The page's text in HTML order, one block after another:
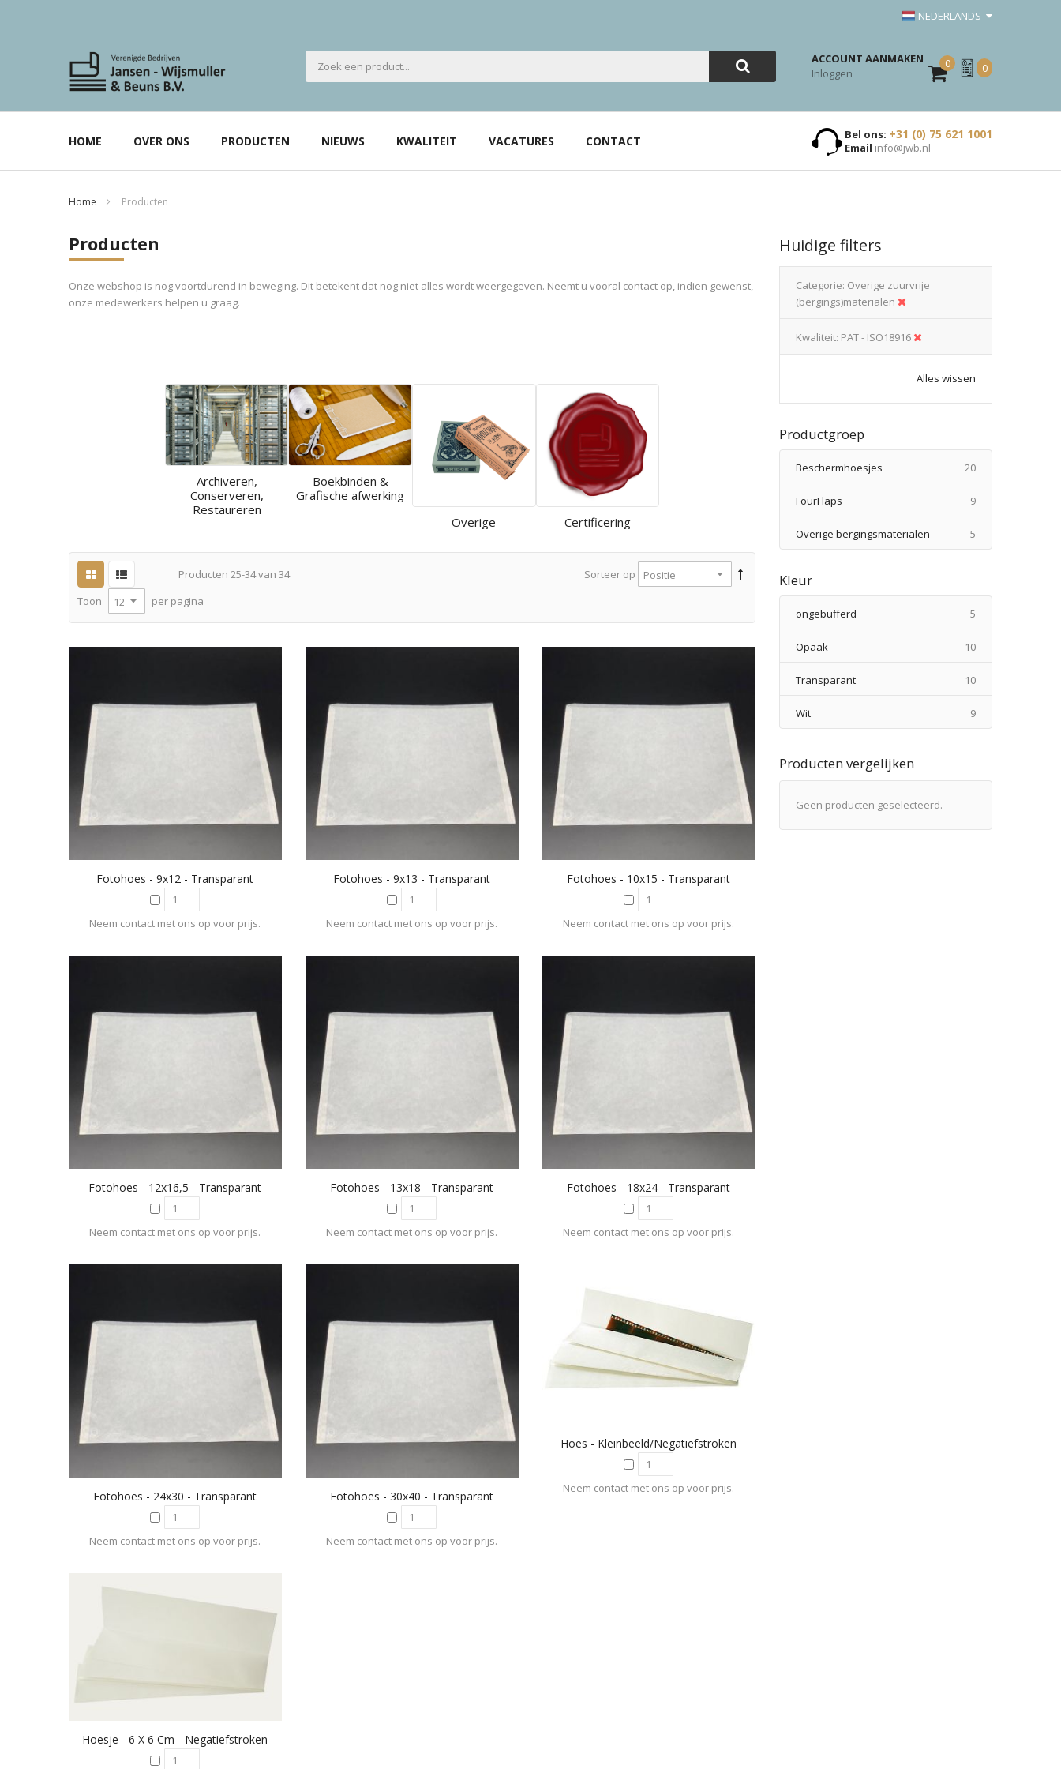
NEDERLANDS
ACCOUNT AANMAKEN
Inloggen
0
Mijn
Offerte
0
HOME OVER ONS PRODUCTEN NIEUWS KWALITEIT VACATURES CONTACT Bel ons: +31 (0) 75 621 1001
Email info@jwb.nl
Home Producten
Producten
Onze webshop is nog voortdurend in beweging. Dit betekent dat nog niet alles wordt weergegeven. Neemt u vooral contact op, indien gewenst,
onze medewerkers helpen u graag.
Archiveren,
Conserveren,
Restaureren
Boekbinden &
Grafische afwerking
Overige
Certificering
Producten 25-34van 34
Sorteer op
Toon
per pagina
Fotohoes - 9x12 - Transparant
Neem contact met ons op voor prijs.
Fotohoes - 9x13 - Transparant
Neem contact met ons op voor prijs.
Fotohoes - 10x15 - Transparant
Neem contact met ons op voor prijs.
Fotohoes - 12x16,5 - Transparant
Neem contact met ons op voor prijs.
Fotohoes - 13x18 - Transparant
Neem contact met ons op voor prijs.
Fotohoes - 18x24 - Transparant
Neem contact met ons op voor prijs.
Fotohoes - 24x30 - Transparant
Neem contact met ons op voor prijs.
Fotohoes - 30x40 - Transparant
Neem contact met ons op voor prijs.
Hoes - Kleinbeeld/negatiefstroken
Neem contact met ons op voor prijs.
Hoesje - 6 X 6 Cm - Negatiefstroken
Huidige filters
Categorie Overige zuurvrije
(bergings)materialen
Kwaliteit PAT - ISO18916
Alles wissen
Productgroep
Beschermhoesjes 20producten
FourFlaps 9producten
Overige bergingsmaterialen 5
Kleur
ongebufferd 5
Opaak 10producten
Transparant 10producten
Wit 9producten
Producten vergelijken
Geen producten geselecteerd.